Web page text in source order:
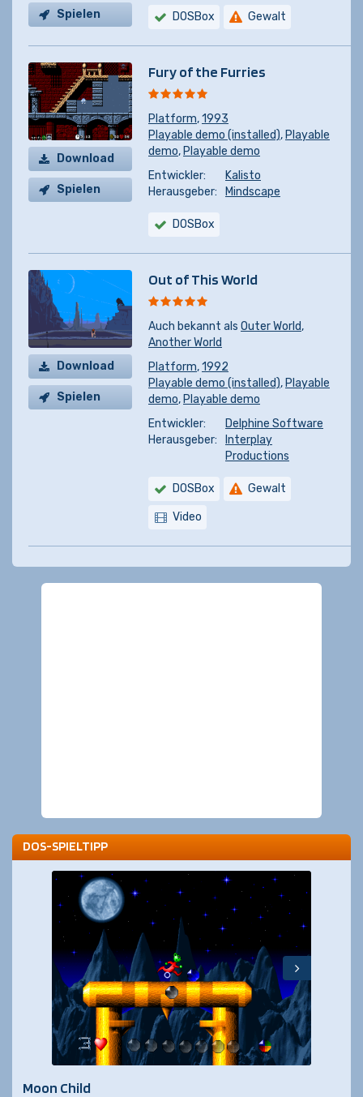
Spielen DOSBox Gewalt
Download
Spielen
Fury of the Furries
Platform,1993
Playable demo (installed), Playable
demo, Playable demo
Entwickler:
Kalisto
Herausgeber:
Mindscape
DOSBox
Download
Spielen
Out of This World
Auch bekannt als Outer World,
Another World
Platform,1992
Playable demo (installed), Playable
demo, Playable demo
Entwickler:
Delphine Software
Herausgeber:
Interplay
Productions
DOSBox Gewalt
Video
DOS-SPIELTIPP
Moon Child